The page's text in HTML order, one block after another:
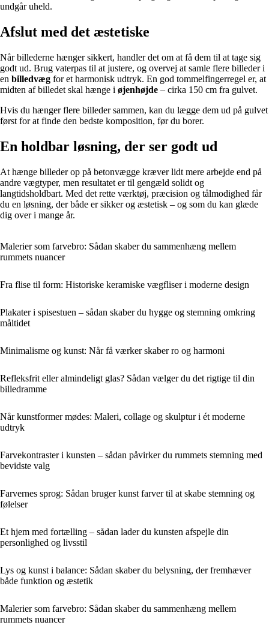
undgår uheld.
Afslut med det æstetiske
Når billederne hænger sikkert, handler det om at få dem til at tage sig
godt ud. Brug vaterpas til at justere, og overvej at samle flere billeder i
en billedvæg for et harmonisk udtryk. En god tommelfingerregel er, at
midten af billedet skal hænge i øjenhøjde – cirka 150 cm fra gulvet.
Hvis du hænger flere billeder sammen, kan du lægge dem ud på gulvet
først for at finde den bedste komposition, før du borer.
En holdbar løsning, der ser godt ud
At hænge billeder op på betonvægge kræver lidt mere arbejde end på
andre vægtyper, men resultatet er til gengæld solidt og
langtidsholdbart. Med det rette værktøj, præcision og tålmodighed får
du en løsning, der både er sikker og æstetisk – og som du kan glæde
dig over i mange år.
Malerier som farvebro: Sådan skaber du sammenhæng mellem
rummets nuancer
Fra flise til form: Historiske keramiske vægfliser i moderne design
Plakater i spisestuen – sådan skaber du hygge og stemning omkring
måltidet
Minimalisme og kunst: Når få værker skaber ro og harmoni
Refleksfrit eller almindeligt glas? Sådan vælger du det rigtige til din
billedramme
Når kunstformer mødes: Maleri, collage og skulptur i ét moderne
udtryk
Farvekontraster i kunsten – sådan påvirker du rummets stemning med
bevidste valg
Farvernes sprog: Sådan bruger kunst farver til at skabe stemning og
følelser
Et hjem med fortælling – sådan lader du kunsten afspejle din
personlighed og livsstil
Lys og kunst i balance: Sådan skaber du belysning, der fremhæver
både funktion og æstetik
Malerier som farvebro: Sådan skaber du sammenhæng mellem
rummets nuancer